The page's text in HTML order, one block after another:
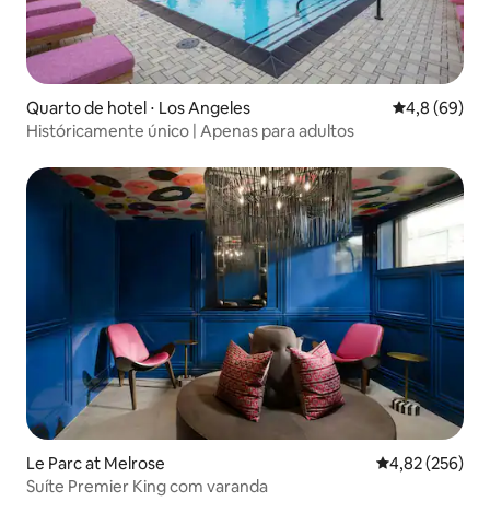
Quarto de hotel ⋅ Los Angeles 4,8 de uma
4,8 (69)
Históricamente único | Apenas para adultos
Le Parc at Melrose 4,82 de uma
4,82 (256)
Suíte Premier King com varanda